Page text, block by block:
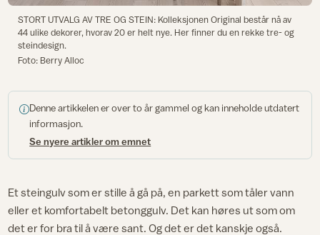
STORT UTVALG AV TRE OG STEIN: Kolleksjonen Original består nå av
44 ulike dekorer, hvorav 20 er helt nye. Her finner du en rekke tre- og
steindesign.
Foto: Berry Alloc
Denne artikkelen er over to år gammel og kan inneholde utdatert
informasjon.
Se nyere artikler om emnet
Et steingulv som er stille å gå på, en parkett som tåler vann
eller et komfortabelt betonggulv. Det kan høres ut som om
det er for bra til å være sant. Og det er det kanskje også.